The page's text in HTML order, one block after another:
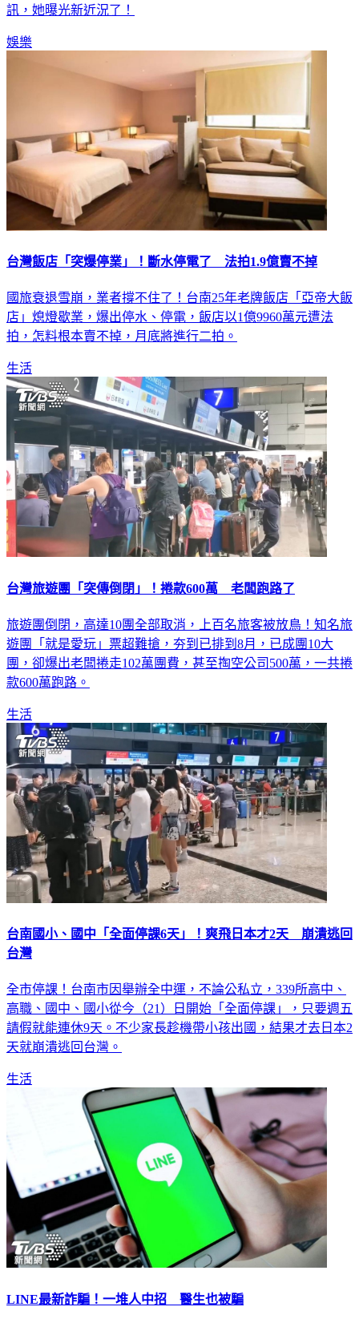
訊，她曝光新近況了！
娛樂
台灣飯店「突爆停業」！斷水停電了 法拍1.9億賣不掉
國旅衰退雪崩，業者撐不住了！台南25年老牌飯店「亞帝大飯
店」熄燈歇業，爆出停水、停電，飯店以1億9960萬元遭法
拍，怎料根本賣不掉，月底將進行二拍。
生活
台灣旅遊團「突傳倒閉」！捲款600萬 老闆跑路了
旅遊團倒閉，高達10團全部取消，上百名旅客被放鳥！知名旅
遊團「就是愛玩」票超難搶，夯到已排到8月，已成團10大
團，卻爆出老闆捲走102萬團費，甚至掏空公司500萬，一共捲
款600萬跑路。
生活
台南國小、國中「全面停課6天」！爽飛日本才2天 崩潰逃回
台灣
全市停課！台南市因舉辦全中運，不論公私立，339所高中、
高職、國中、國小從今（21）日開始「全面停課」，只要週五
請假就能連休9天。不少家長趁機帶小孩出國，結果才去日本2
天就崩潰逃回台灣。
生活
LINE最新詐騙！一堆人中招 醫生也被騙